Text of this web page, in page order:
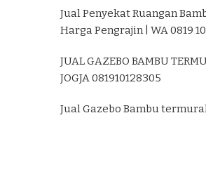
Jual Penyekat Ruangan
Harga Pengrajin | WA 0819
JUAL GAZEBO BAMBU
JOGJA 081910128305
Jual Gazebo Bambu